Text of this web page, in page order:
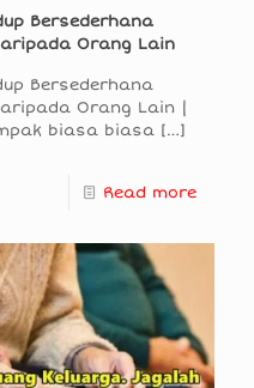
Bersederhana
Orang Lain
Bersederhana
Orang Lain |
biasa biasa […]
Read more